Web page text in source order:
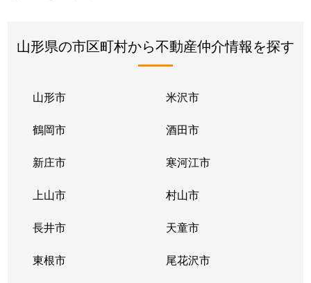
山形県の市区町村から不動産仲介情報を探す
山形市 米沢市
鶴岡市 酒田市
新庄市 寒河江市
上山市 村山市
長井市 天童市
東根市 尾花沢市